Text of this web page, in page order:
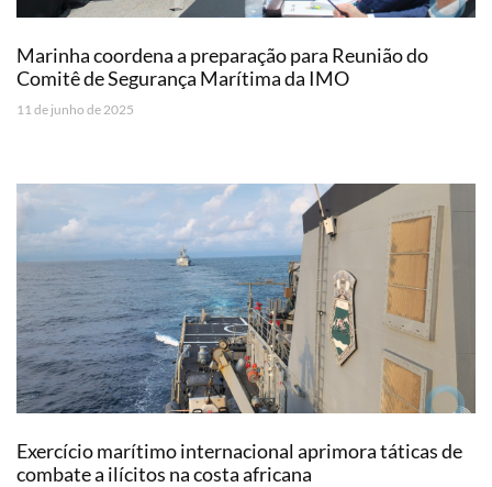
Marinha coordena a preparação para Reunião do
Comitê de Segurança Marítima da IMO
11 de junho de 2025
Exercício marítimo internacional aprimora táticas de
combate a ilícitos na costa africana